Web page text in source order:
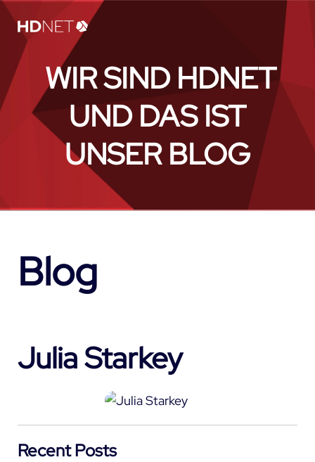
WIR SIND HDNET
UND DAS IST
UNSER BLOG
Blog
Julia Starkey
Recent Posts